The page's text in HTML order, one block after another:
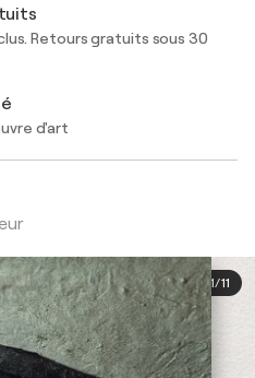
Retours gratuits sous 30
d'art
1/11